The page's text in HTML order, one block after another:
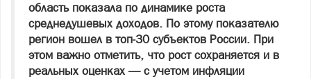
область показала по динамике роста
среднедушевых доходов. По этому показателю
регион вошел в топ‑30 субъектов России. При
этом важно отметить, что рост сохраняется и в
реальных оценках — с учетом инфляции